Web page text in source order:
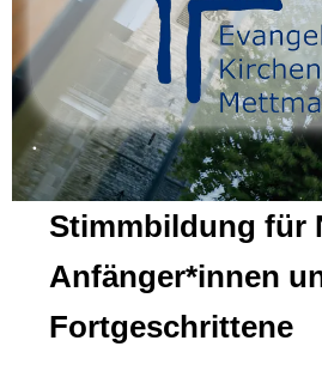
.
Stimmbildung für
Anfänger*innen
Fortgeschrittene